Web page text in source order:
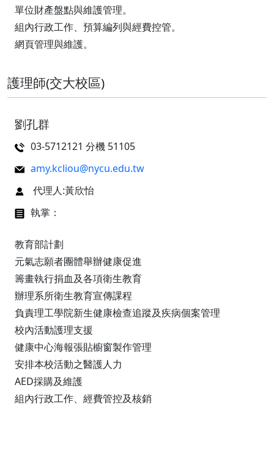
單位財產盤點與維護管理。
組內行政工作、預算編列與經費控管。
網頁管理與維護。
護理師(交大校區)
劉孔群
03-5712121 分機 51105
amy.kcliou@nycu.edu.tw
代理人:黃欣怡
執掌：
教育部計劃
元氣志願者團體舉辦健康促進
籌畫執行捐血及各項衛生教育
辦理系所衛生教育宣傳課程
負責理工學院新生健康檢查追蹤及疾病個案管理
校內活動護理支援
健康中心海報張貼櫥窗製作管理
安排本校活動之醫護人力
AED採購及維護
組內行政工作、經費管控及核銷